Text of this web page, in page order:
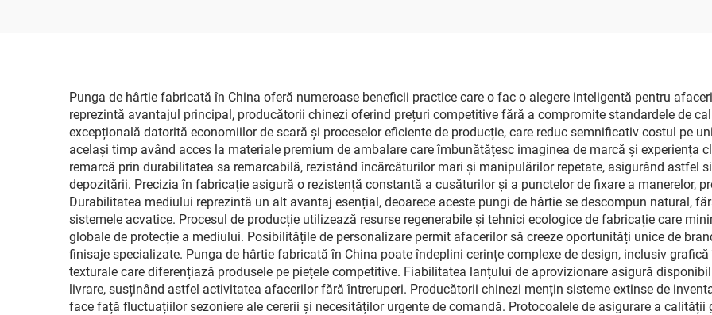
bucăți
de lux
personalizată
bijuterii
Punga de hârtie fabricată în China oferă numeroase beneficii practice care o fac o alegere inteligentă pentru
reprezintă avantajul principal, producătorii chinezi oferind prețuri competitive fără a compromite standardele de
excepțională datorită economiilor de scară și proceselor eficiente de producție, care reduc semnificativ costul pe
același timp având acces la materiale premium de ambalare care îmbunătățesc imaginea de marcă și experiența
remarcă prin durabilitatea sa remarcabilă, rezistând încărcăturilor mari și manipulărilor repetate, asigurând astfel
depozitării. Precizia în fabricație asigură o rezistență constantă a cusăturilor și a punctelor de fixare a manerelor,
Durabilitatea mediului reprezintă un alt avantaj esențial, deoarece aceste pungi de hârtie se descompun natural,
sistemele acvatice. Procesul de producție utilizează resurse regenerabile și tehnici ecologice de fabricație care
globale de protecție a mediului. Posibilitățile de personalizare permit afacerilor să creeze oportunități unice de
finisaje specializate. Punga de hârtie fabricată în China poate îndeplini cerințe complexe de design, inclusiv
texturale care diferențiază produsele pe piețele competitive. Fiabilitatea lanțului de aprovizionare asigură
livrare, susținând astfel activitatea afacerilor fără întreruperi. Producătorii chinezi mențin sisteme extinse de
face față fluctuațiilor sezoniere ale cererii și necesităților urgente de comandă. Protocoalele de asigurare a calității